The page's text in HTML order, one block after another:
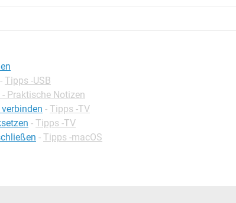
- Tipps -USB
Praktische Notizen
- Tipps -TV
- Tipps -TV
- Tipps -macOS